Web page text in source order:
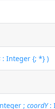
: Integer {; *} )
;coordY: